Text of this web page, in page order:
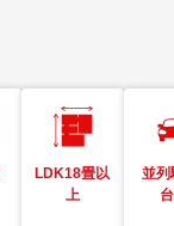
LDK18畳以
上
並列